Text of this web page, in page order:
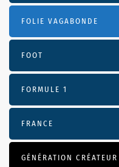
FOLIE VAGABONDE
FOOT
FORMULE 1
FRANCE
GÉNÉRATION CRÉATEUR